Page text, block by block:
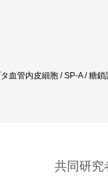
血管内皮細胞 / SP-A / 糖鎖
共同研究